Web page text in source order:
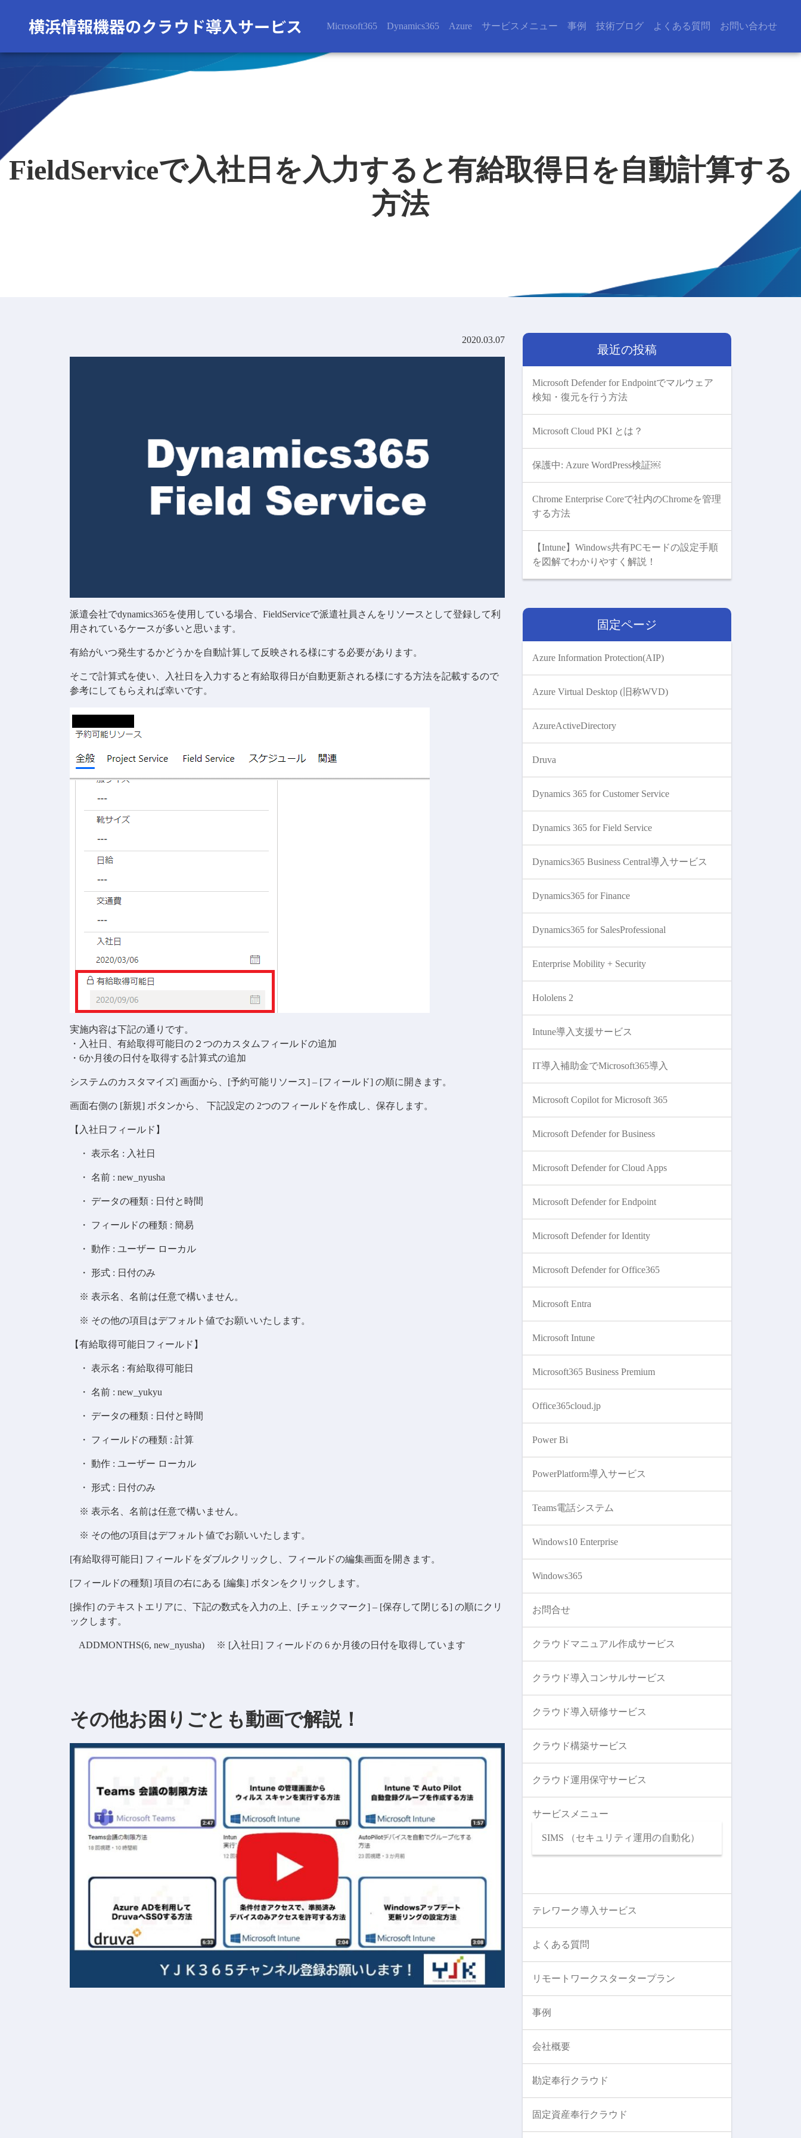
Microsoft365 Dynamics365 Azure サービスメニュー 事例 技術ブログ よくある質問 お問い合わせ
FieldServiceで入社日を入力すると有給取得日を自動計算する
方法
2020.03.07
派遣会社でdynamics365を使用している場合、FieldServiceで派遣社員さんをリソースとして登録して利
用されているケースが多いと思います。
有給がいつ発生するかどうかを自動計算して反映される様にする必要があります。
そこで計算式を使い、入社日を入力すると有給取得日が自動更新される様にする方法を記載するので
参考にしてもらえれば幸いです。
実施内容は下記の通りです。
・入社日、有給取得可能日の２つのカスタムフィールドの追加
・6か月後の日付を取得する計算式の追加
システムのカスタマイズ] 画面から、[予約可能リソース] – [フィールド] の順に開きます。
画面右側の [新規] ボタンから、 下記設定の 2つのフィールドを作成し、保存します。
【入社日フィールド】
・ 表示名 : 入社日
・ 名前 : new_nyusha
・ データの種類 : 日付と時間
・ フィールドの種類 : 簡易
・ 動作 : ユーザー ローカル
・ 形式 : 日付のみ
※ 表示名、名前は任意で構いません。
※ その他の項目はデフォルト値でお願いいたします。
【有給取得可能日フィールド】
・ 表示名 : 有給取得可能日
・ 名前 : new_yukyu
・ データの種類 : 日付と時間
・ フィールドの種類 : 計算
・ 動作 : ユーザー ローカル
・ 形式 : 日付のみ
※ 表示名、名前は任意で構いません。
※ その他の項目はデフォルト値でお願いいたします。
[有給取得可能日] フィールドをダブルクリックし、フィールドの編集画面を開きます。
[フィールドの種類] 項目の右にある [編集] ボタンをクリックします。
[操作] のテキストエリアに、下記の数式を入力の上、[チェックマーク] – [保存して閉じる] の順にクリ
ックします。
ADDMONTHS(6, new_nyusha) ※ [入社日] フィールドの 6 か月後の日付を取得しています
その他お困りごとも動画で解説！
最近の投稿
Microsoft Defender for Endpointでマルウェア
検知・復元を行う方法
Microsoft Cloud PKI とは？
保護中: Azure WordPress検証￼
Chrome Enterprise Coreで社内のChromeを管理
する方法
【Intune】Windows共有PCモードの設定手順
を図解でわかりやすく解説！
固定ページ
Azure Information Protection(AIP)
Azure Virtual Desktop (旧称WVD)
AzureActiveDirectory
Druva
Dynamics 365 for Customer Service
Dynamics 365 for Field Service
Dynamics365 Business Central導入サービス
Dynamics365 for Finance
Dynamics365 for SalesProfessional
Enterprise Mobility + Security
Hololens 2
Intune導入支援サービス
IT導入補助金でMicrosoft365導入
Microsoft Copilot for Microsoft 365
Microsoft Defender for Business
Microsoft Defender for Cloud Apps
Microsoft Defender for Endpoint
Microsoft Defender for Identity
Microsoft Defender for Office365
Microsoft Entra
Microsoft Intune
Microsoft365 Business Premium
Office365cloud.jp
Power Bi
PowerPlatform導入サービス
Teams電話システム
Windows10 Enterprise
Windows365
お問合せ
クラウドマニュアル作成サービス
クラウド導入コンサルサービス
クラウド導入研修サービス
クラウド構築サービス
クラウド運用保守サービス
サービスメニュー
SIMS （セキュリティ運用の自動化）
テレワーク導入サービス
よくある質問
リモートワークスタータープラン
事例
会社概要
勘定奉行クラウド
固定資産奉行クラウド